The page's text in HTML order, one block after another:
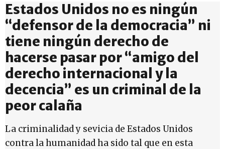
Estados Unidos no es ningún
“defensor de la democracia” ni
tiene ningún derecho de
hacerse pasar por “amigo del
derecho internacional y la
decencia” es un criminal de la
peor calaña
La criminalidad y sevicia de Estados Unidos
contra la humanidad ha sido tal que en esta